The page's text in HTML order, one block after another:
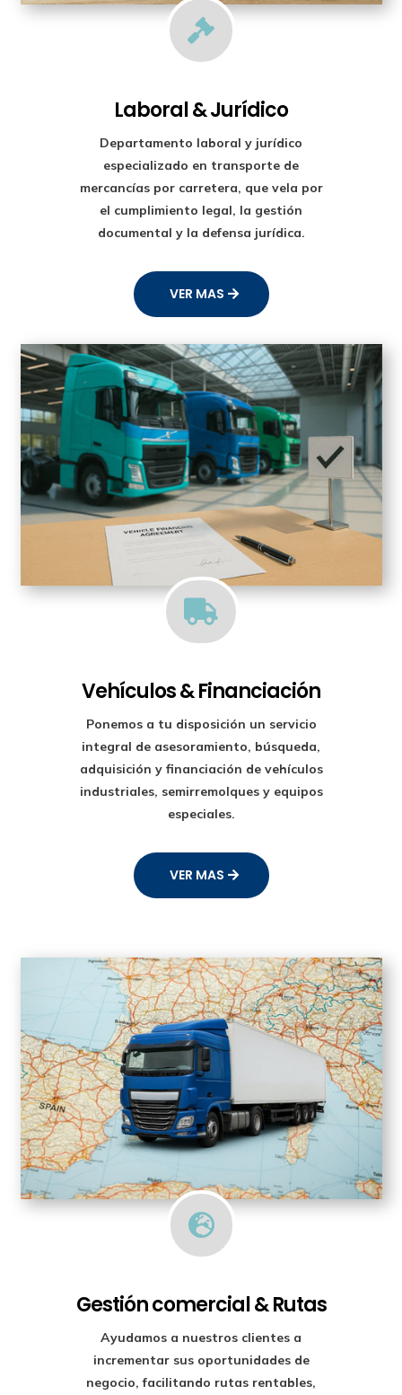

Laboral & Jurídico
Departamento laboral y jurídico
especializado en transporte de
mercancías por carretera, que vela por
el cumplimiento legal, la gestión
documental y la defensa jurídica.
VER MAS

Vehículos & Financiación
Ponemos a tu disposición un servicio
integral de asesoramiento, búsqueda,
adquisición y financiación de vehículos
industriales, semirremolques y equipos
especiales.
VER MAS

Gestión comercial & Rutas
Ayudamos a nuestros clientes a
incrementar sus oportunidades de
negocio, facilitando rutas rentables,